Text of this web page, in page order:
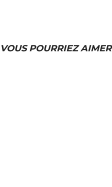
VOUS POURRIEZ AIMER